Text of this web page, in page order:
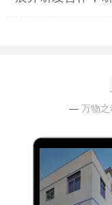
— 万物之